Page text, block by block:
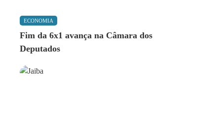
ECONOMIA
Fim da 6x1 avança na Câmara dos
Deputados